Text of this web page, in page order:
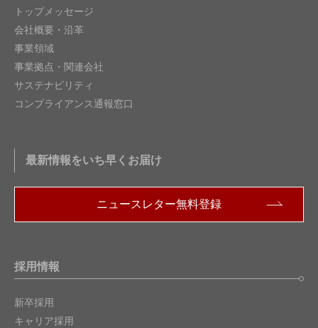
トップメッセージ
会社概要・沿革
事業領域
事業拠点・関連会社
サステナビリティ
コンプライアンス通報窓口
最新情報をいち早くお届け
ニュースレター無料登録
採用情報
新卒採用
キャリア採用